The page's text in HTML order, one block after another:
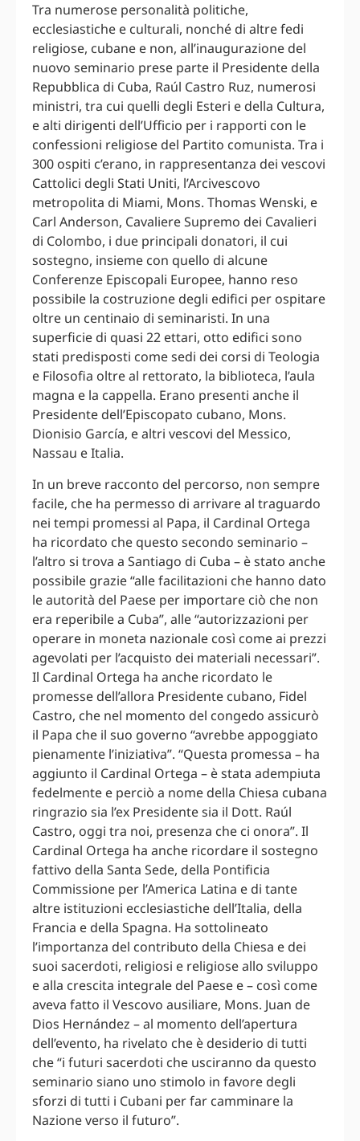
Tra numerose personalità politiche,
ecclesiastiche e culturali, nonché di altre fedi
religiose, cubane e non, all’inaugurazione del
nuovo seminario prese parte il Presidente della
Repubblica di Cuba, Raúl Castro Ruz, numerosi
ministri, tra cui quelli degli Esteri e della Cultura,
e alti dirigenti dell’Ufficio per i rapporti con le
confessioni religiose del Partito comunista. Tra i
300 ospiti c’erano, in rappresentanza dei vescovi
Cattolici degli Stati Uniti, l’Arcivescovo
metropolita di Miami, Mons. Thomas Wenski, e
Carl Anderson, Cavaliere Supremo dei Cavalieri
di Colombo, i due principali donatori, il cui
sostegno, insieme con quello di alcune
Conferenze Episcopali Europee, hanno reso
possibile la costruzione degli edifici per ospitare
oltre un centinaio di seminaristi. In una
superficie di quasi 22 ettari, otto edifici sono
stati predisposti come sedi dei corsi di Teologia
e Filosofia oltre al rettorato, la biblioteca, l’aula
magna e la cappella. Erano presenti anche il
Presidente dell’Episcopato cubano, Mons.
Dionisio García, e altri vescovi del Messico,
Nassau e Italia.
In un breve racconto del percorso, non sempre
facile, che ha permesso di arrivare al traguardo
nei tempi promessi al Papa, il Cardinal Ortega
ha ricordato che questo secondo seminario –
l’altro si trova a Santiago di Cuba – è stato anche
possibile grazie “alle facilitazioni che hanno dato
le autorità del Paese per importare ciò che non
era reperibile a Cuba”, alle “autorizzazioni per
operare in moneta nazionale così come ai prezzi
agevolati per l’acquisto dei materiali necessari”.
Il Cardinal Ortega ha anche ricordato le
promesse dell’allora Presidente cubano, Fidel
Castro, che nel momento del congedo assicurò
il Papa che il suo governo “avrebbe appoggiato
pienamente l’iniziativa”. “Questa promessa – ha
aggiunto il Cardinal Ortega – è stata adempiuta
fedelmente e perciò a nome della Chiesa cubana
ringrazio sia l’ex Presidente sia il Dott. Raúl
Castro, oggi tra noi, presenza che ci onora”. Il
Cardinal Ortega ha anche ricordare il sostegno
fattivo della Santa Sede, della Pontificia
Commissione per l’America Latina e di tante
altre istituzioni ecclesiastiche dell’Italia, della
Francia e della Spagna. Ha sottolineato
l’importanza del contributo della Chiesa e dei
suoi sacerdoti, religiosi e religiose allo sviluppo
e alla crescita integrale del Paese e – così come
aveva fatto il Vescovo ausiliare, Mons. Juan de
Dios Hernández – al momento dell’apertura
dell’evento, ha rivelato che è desiderio di tutti
che “i futuri sacerdoti che usciranno da questo
seminario siano uno stimolo in favore degli
sforzi di tutti i Cubani per far camminare la
Nazione verso il futuro”.